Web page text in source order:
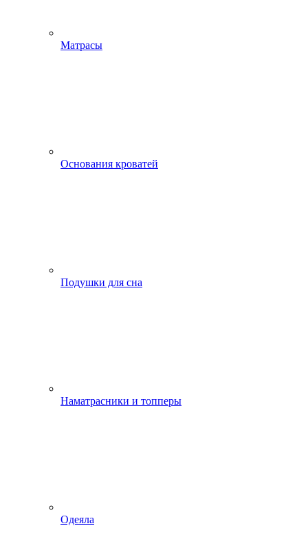
Матрасы
Основания кроватей
Подушки для сна
Наматрасники и топперы
Одеяла